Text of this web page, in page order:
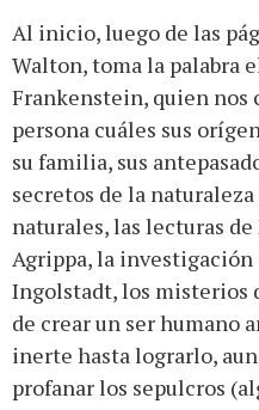
Al inicio, luego de las
Walton, toma la palabra
Frankenstein, quien nos
persona cuáles sus
su familia, sus
secretos de la
naturales, las lecturas
Agrippa, la
Ingolstadt, los misterios
de crear un ser humano
inerte hasta lograrlo,
profanar los sepulcros